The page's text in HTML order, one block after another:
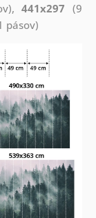
441x297 (9
pásov)